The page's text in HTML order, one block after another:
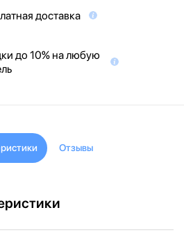
доставка
до 10% на любую
Отзывы